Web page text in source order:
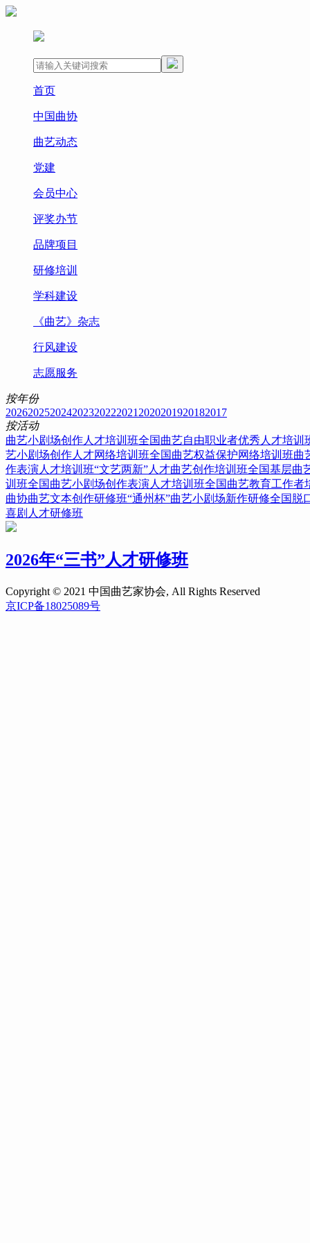
首页
中国曲协
曲艺动态
党建
会员中心
评奖办节
品牌项目
研修培训
学科建设
《曲艺》杂志
行风建设
志愿服务
按年份
202620252024202320222021 2020201920182017
按活动
曲艺小剧场创作人才培训班全国曲艺自由职业者优秀人才培训
艺小剧场创作人才网络培训班全国曲艺权益保护网络培训班曲
作表演人才培训班“文艺两新”人才曲艺创作培训班全国基层曲
训班全国曲艺小剧场创作表演人才培训班全国曲艺教育工作者
曲协曲艺文本创作研修班“通州杯”曲艺小剧场新作研修全国脱
喜剧人才研修班
2026年“三书”人才研修班
Copyright © 2021 中国曲艺家协会, All Rights Reserved
京ICP备18025089号